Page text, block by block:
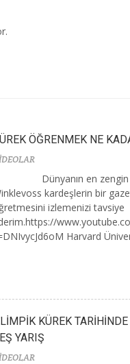
ÖĞRENMEK NE
Dünyanın en
kardeşlerin bir
izlemenizi tavsiye
Harvard
KÜREK
YARIŞ